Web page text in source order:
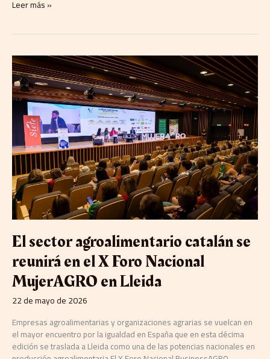
Leer más »
El sector agroalimentario catalán se
reunirá en el X Foro Nacional
MujerAGRO en Lleida
22 de mayo de 2026
Empresas agroalimentarias y organizaciones agrarias se vuelcan en
el mayor encuentro por la igualdad en España que en esta décima
edición se traslada a Lleida como una de las potencias nacionales en
El
sector
agroalimentario
catalán
reunirá
en
el
X
Foro
Nacional
MujerAGRO
en
Lleida